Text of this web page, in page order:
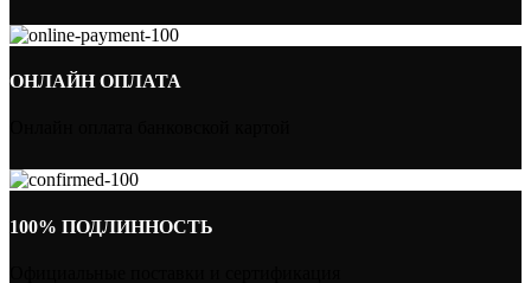
ОНЛАЙН ОПЛАТА
100% ПОДЛИННОСТЬ